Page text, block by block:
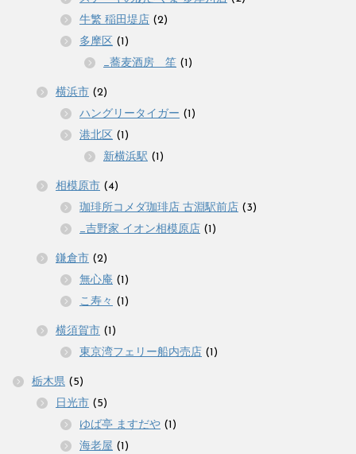
牛繁 稲田堤店 (2)
多摩区 (1)
_蕎麦酒房 笙 (1)
横浜市 (2)
ハングリータイガー (1)
港北区 (1)
新横浜駅 (1)
相模原市 (4)
珈琲所コメダ珈琲店 古淵駅前店 (3)
_吉野家 イオン相模原店 (1)
鎌倉市 (2)
無心庵 (1)
こ寿々 (1)
横須賀市 (1)
東京湾フェリー船内売店 (1)
栃木県 (5)
日光市 (5)
ゆば亭 ますだや (1)
海老屋 (1)